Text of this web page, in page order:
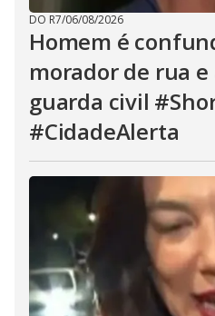
DO R7/06/08/2026
Homem é
morador de rua
guarda civil
#CidadeAlerta